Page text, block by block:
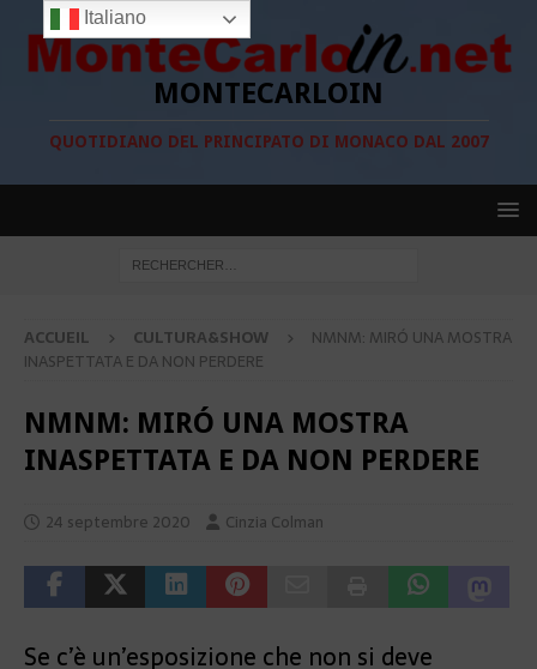
MONTECARLOIN
QUOTIDIANO DEL PRINCIPATO DI MONACO DAL 2007
ACCUEIL CULTURA&SHOW
NMNM: MIRÓ UNA MOSTRA
INASPETTATA E DA NON PERDERE
NMNM: MIRÓ UNA MOSTRA
INASPETTATA E DA NON PERDERE
24 septembre 2020 Cinzia Colman
Se c’è un’esposizione che non si deve
Italiano